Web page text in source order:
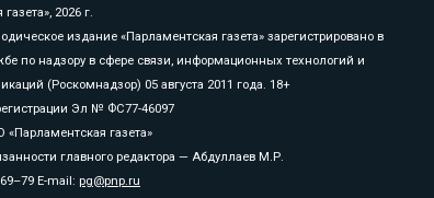
2026 г.
издание «Парламентская газета» зарегистрировано в
по надзору в сфере связи, информационных технологий и
(Роскомнадзор) 05 августа 2011 года. 18+
Эл № ФС77-46097
газета»
главного редактора — Абдуллаев М.Р.
E-mail: pg@pnp.ru